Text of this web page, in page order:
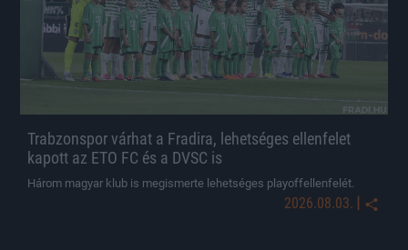
Trabzonspor várhat a Fradira, lehetséges ellenfelet
kapott az ETO FC és a DVSC is
Három magyar klub is megismerte lehetséges playoffellenfelét.
2026.08.03. |